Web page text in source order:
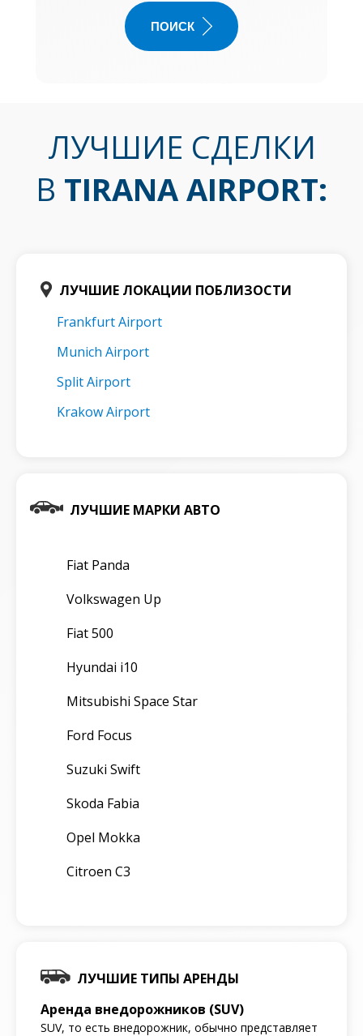
ПОИСК
ЛУЧШИЕ СДЕЛКИ
В TIRANA AIRPORT:
ЛУЧШИЕ ЛОКАЦИИ ПОБЛИЗОСТИ
Frankfurt Airport
Munich Airport
Split Airport
Krakow Airport
ЛУЧШИЕ МАРКИ АВТО
Fiat Panda
Volkswagen Up
Fiat 500
Hyundai i10
Mitsubishi Space Star
Ford Focus
Suzuki Swift
Skoda Fabia
Opel Mokka
Citroen C3
ЛУЧШИЕ ТИПЫ АРЕНДЫ
Аренда внедорожников (SUV)
SUV, то есть внедорожник, обычно представляет